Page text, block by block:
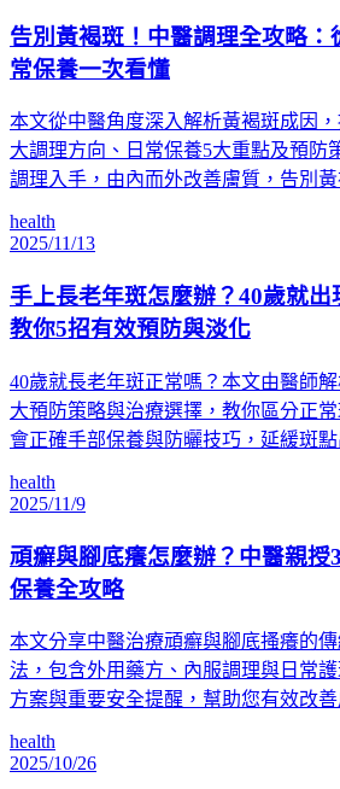
告別黃褐斑！中醫調理全攻略：
常保養一次看懂
本文從中醫角度深入解析黃褐斑成因
大調理方向、日常保養5大重點及預防
調理入手，由內而外改善膚質，告別黃
health
2025/11/13
手上長老年斑怎麼辦？40歲就
教你5招有效預防與淡化
40歲就長老年斑正常嗎？本文由醫師
大預防策略與治療選擇，教你區分正
會正確手部保養與防曬技巧，延緩斑點
health
2025/11/9
頑癬與腳底癢怎麼辦？中醫親授
保養全攻略
本文分享中醫治療頑癬與腳底搔癢的
法，包含外用藥方、內服調理與日常
方案與重要安全提醒，幫助您有效改善
health
2025/10/26